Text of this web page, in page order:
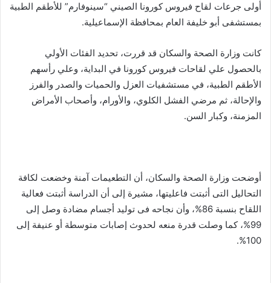
أولى جرعات لقاح فيروس كورونا الصيني “سينوفارم” للأطقم الطبية
بمستشفى أبو خليفة العام بمحافظة الإسماعيلية.
كانت وزارة الصحة والسكان قد قررت، تحديد الفئات الأولي
بالحصول علي لقاحات فيروس كورونا في البداية، وعلي رأسهم
الأطقم الطبية، في مستشفيات العزل والحميات والصدر والفرز
والإحالة، ثم مرضي الفشل الكلوي، والأورام، وأصحاب الأمراض
المزمنة، وكبار السن.
أوضحت وزارة الصحة والسكان، أن التطعيمات آمنة وخضعت لكافة
التحاليل التى أثبتت فاعليتها، مشيرة إلى أن الدراسة أثبتت فعالية
اللقاح بنسبة 86%، وأن نجاحه فى توليد أجسام مضادة وصل إلى
99%، كما وصلت قدرة منعه لحدوث إصابات متوسطة أو عنيفة إلى
100%.